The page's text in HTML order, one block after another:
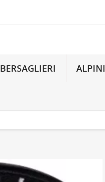
BERSAGLIERI ALPINI